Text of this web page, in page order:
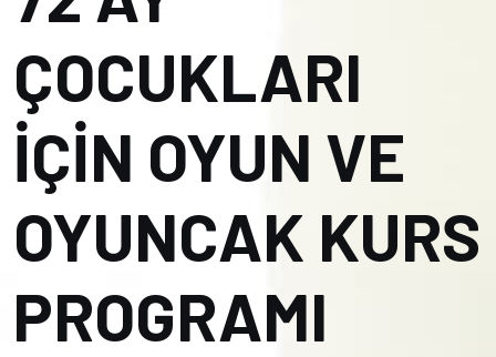
ÇOCUKLARI
İÇİN OYUN VE
OYUNCAK KURS
PROGRAMI